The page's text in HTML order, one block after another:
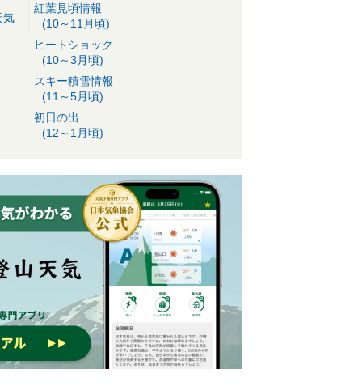
気
紅葉見頃情報
(10～11月頃)
ヒートショック
(10～3月頃)
スキー積雪情報
(11～5月頃)
初日の出
(12～1月頃)